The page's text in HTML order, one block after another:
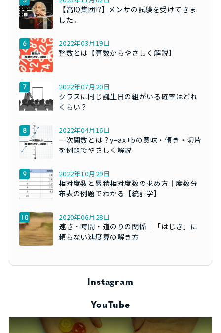
【高IQ集団!?】メンサの試験を受けてきま
した。
2022年03月19日
整数とは【算数からやさしく解説】
2022年07月20日
クラスに同じ誕生日の組がいる確率はどれ
くらい？
2022年04月16日
一次関数とは？y=ax+bの意味・傾き・切片
を例題でやさしく解説
2022年10月29日
相対度数と累積相対度数の求め方｜度数分
布表の例題でわかる【統計学】
2020年06月28日
速さ・時間・道のりの関係｜「はじき」に
頼らない速度算の解き方
Instagram
YouTube